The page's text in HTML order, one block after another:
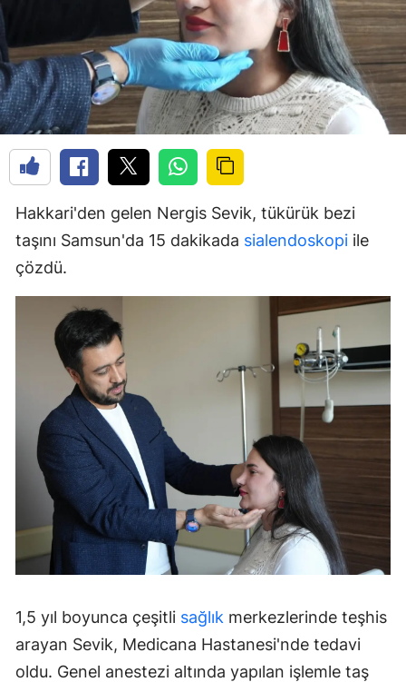
Hakkari'den gelen Nergis Sevik, tükürük bezi
taşını Samsun'da 15 dakikada sialendoskopi ile
çözdü.
1,5 yıl boyunca çeşitli sağlık merkezlerinde teşhis
arayan Sevik, Medicana Hastanesi'nde tedavi
oldu. Genel anestezi altında yapılan işlemle taş